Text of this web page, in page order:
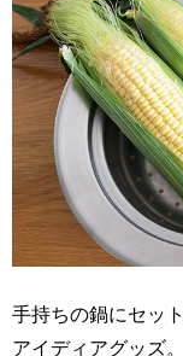
手持ちの鍋にセッ
アイディアグッズ。